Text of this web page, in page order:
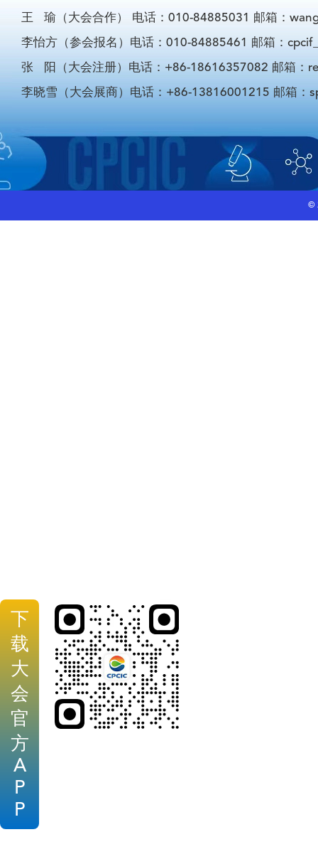
下
载
大
会
官
方
A
P
P
王 瑜（大会合作） 电话：010-84885031 邮箱：
李怡方（参会报名）电话：010-84885461 邮箱：
张 阳（大会注册）电话：+86-18616357082 邮箱：
李晓雪（大会展商）电话：+86-13816001215 邮箱：
©